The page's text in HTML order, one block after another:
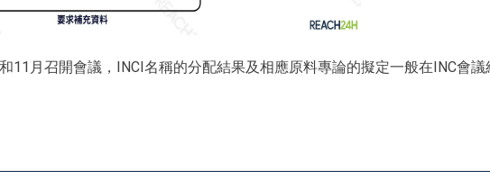
11月召開會議，INCI名稱的分配結果及相應原料專論的擬定一般在INC會議